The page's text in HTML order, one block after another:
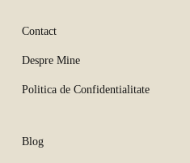
Contact
Despre Mine
Politica de Confidentialitate
Blog